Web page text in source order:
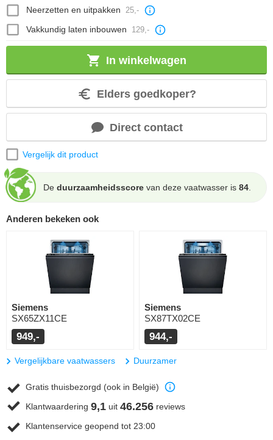
Neerzetten en uitpakken 25,-
Vakkundig laten inbouwen 129,-
In winkelwagen
Elders goedkoper?
Direct contact
Vergelijk dit product
De duurzaamheidsscore van deze vaatwasser is 84
Anderen bekeken ook
Siemens
SX65ZX11CE
949,-
Siemens
SX87TX02CE
944,-
Vergelijkbare vaatwassers Duurzamer
Gratis thuisbezorgd (ook in België)
Klantwaardering 9,1 uit 46.256 reviews
Klantenservice geopend tot 23:00